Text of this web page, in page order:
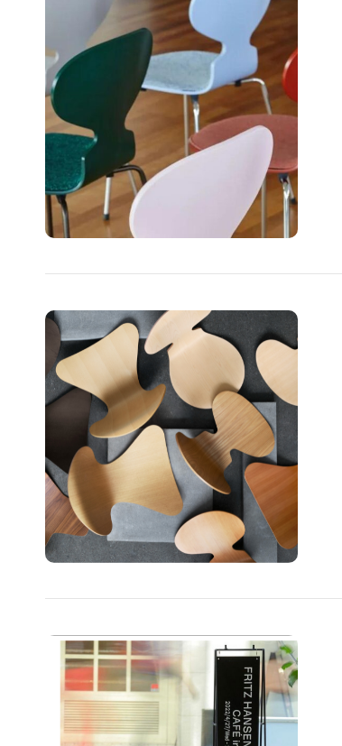
Blog
for Business
Recruit
Contact
フラッグシップストア
0965-52-0323
熊本店
096-274-8175
Arv
0965-45-9282